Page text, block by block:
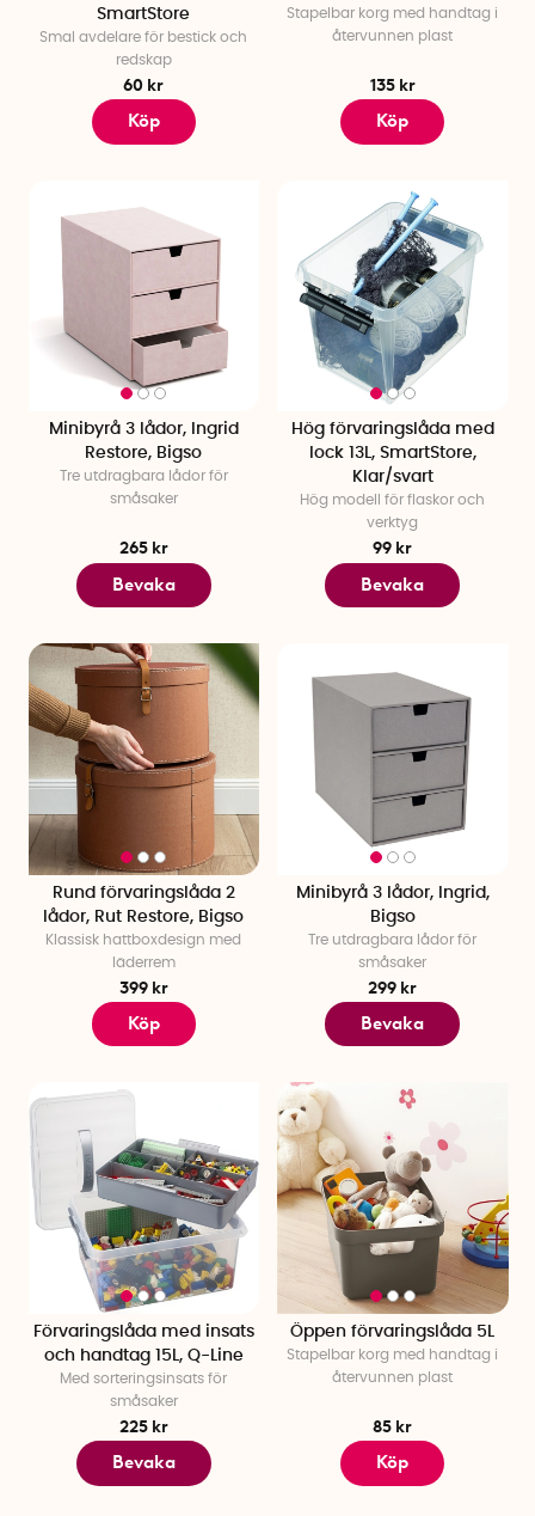
SmartStore
Smal avdelare för bestick och
redskap
60 kr
Köp
Stapelbar korg med handtag i
återvunnen plast
135 kr
Köp
Minibyrå 3 lådor, Ingrid
Restore, Bigso
Tre utdragbara lådor för
småsaker
265 kr
Bevaka
Hög förvaringslåda med
lock 13L, SmartStore,
Klar/svart
Hög modell för flaskor och
verktyg
99 kr
Bevaka
Rund förvaringslåda 2
lådor, Rut Restore, Bigso
Klassisk hattboxdesign med
läderrem
399 kr
Köp
Minibyrå 3 lådor, Ingrid,
Bigso
Tre utdragbara lådor för
småsaker
299 kr
Bevaka
Förvaringslåda med insats
och handtag 15L, Q-Line
Med sorteringsinsats för
småsaker
225 kr
Bevaka
Öppen förvaringslåda 5L
Stapelbar korg med handtag i
återvunnen plast
85 kr
Köp